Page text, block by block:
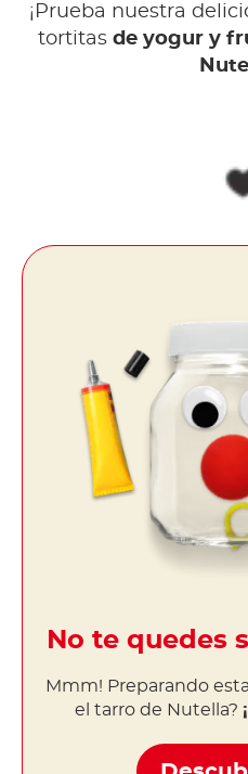
¡Prueba nuestra
tortitas de yogur y
No te quedes
Mmm! Preparando
el tarro de Nutella?